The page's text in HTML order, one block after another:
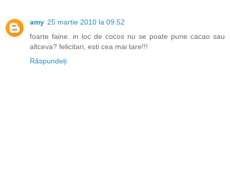
amy 25 martie 2010 la 09:52
foarte faine. in loc de cocos nu se poate pune cacao sau
altceva? felicitari, esti cea mai tare!!!
Răspundeți